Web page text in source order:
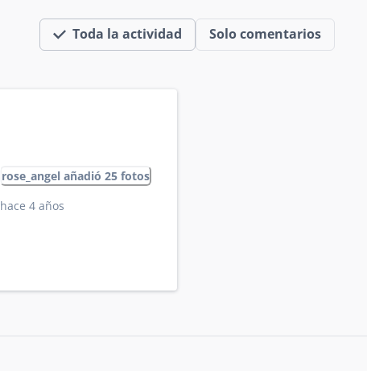
Toda la actividad Solo comentarios
rose_angel añadió 25 fotos
hace 4 años